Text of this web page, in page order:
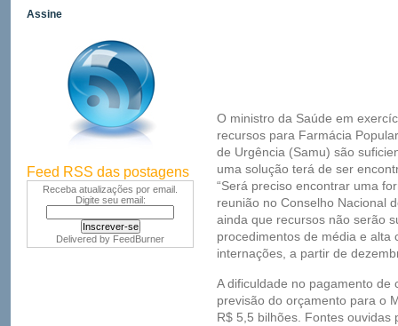
Assine
Feed RSS das postagens
Receba atualizações por email.
Digite seu email:
Delivered by FeedBurner
O ministro da Saúde em
recursos para Farmácia
de Urgência (Samu) são
uma solução terá de ser
“Será preciso encontrar uma
reunião no Conselho Nacional
ainda que recursos não serão
procedimentos de média e alta
internações, a partir de
A dificuldade no pagamento
previsão do orçamento para o
R$ 5,5 bilhões. Fontes